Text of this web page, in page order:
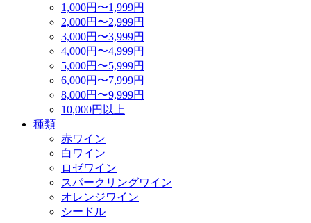
1,000円〜1,999円
2,000円〜2,999円
3,000円〜3,999円
4,000円〜4,999円
5,000円〜5,999円
6,000円〜7,999円
8,000円〜9,999円
10,000円以上
種類
赤ワイン
白ワイン
ロゼワイン
スパークリングワイン
オレンジワイン
シードル